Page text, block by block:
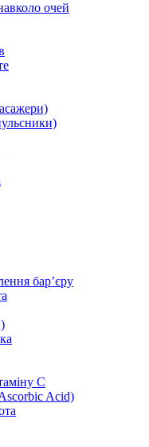
очей
бар’єру
С
Acid)